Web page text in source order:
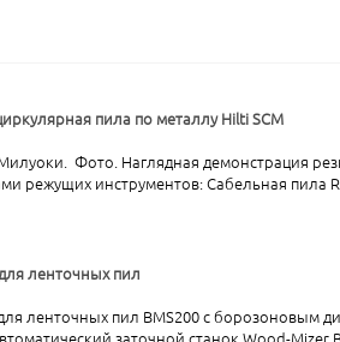
пила по металлу Hilti SCM
Фото. Наглядная демонстрация
режущих инструментов: Сабельная пила
ленточных пил
ленточных пил BMS200 с борозоновым